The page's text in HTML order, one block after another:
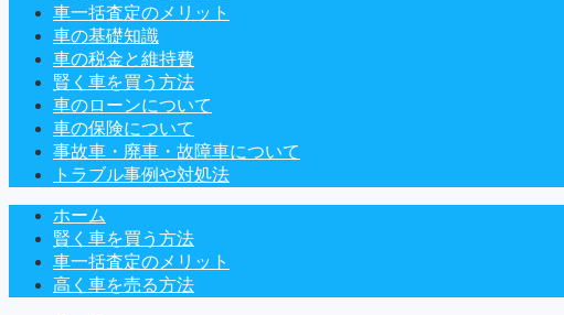
車一括査定のメリット
車の基礎知識
車の税金と維持費
賢く車を買う方法
車のローンについて
車の保険について
事故車・廃車・故障車について
トラブル事例や対処法
ホーム
賢く車を買う方法
車一括査定のメリット
高く車を売る方法